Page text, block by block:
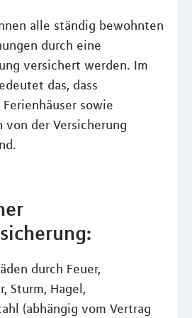
alle ständig bewohnten
durch eine
versichert werden. Im
das, dass
sowie
der Versicherung
durch Feuer,
Sturm, Hagel,
(abhängig vom Vertrag